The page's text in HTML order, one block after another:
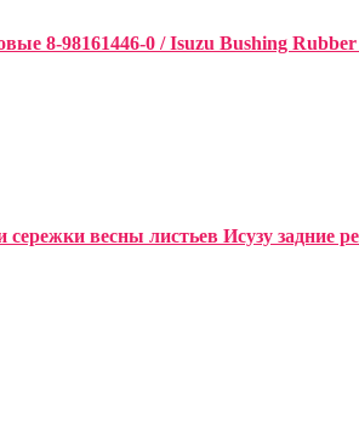
8-98161446-0 / Isuzu Bushing
сережки весны листьев Исузу